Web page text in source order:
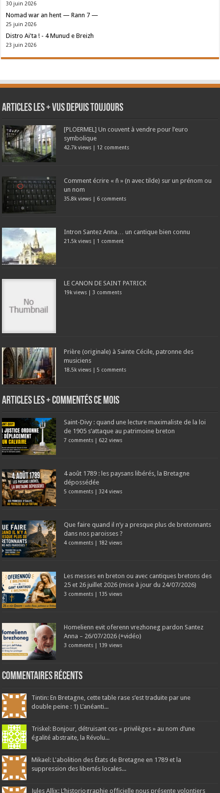
30 juin 2026
Nomad war an hent — Rann 7 —
25 juin 2026
Distro Ai'ta ! - 4 Munud e Breizh
23 juin 2026
Articles les + vus depuis toujours
[PLOERMEL] Un couvent à vendre pour l’euro
symbolique
42.7k views | 12 comments
Comment écrire « ñ » (n avec tilde) sur un prénom ou
un nom
35.8k views | 6 comments
Intron Santez Anna… un cantique bien connu
21.5k views | 1 comment
LE CANON DE SAINT PATRICK
19k views | 3 comments
Prière (originale) à Sainte Cécile, patronne des
musiciens
18.5k views |5 comments
Articles les + commentés ce mois
Saint-Divy : quand une lecture maximaliste de la loi
de 1905 s’attaque au patrimoine breton
7 comments | 622 views
4 août 1789 : les paysans libérés, la Bretagne
dépossédée
5 comments | 324 views
Que faire quand il n’y a presque plus de bretonnants
dans nos paroisses ?
4 comments | 182 views
Les messes en breton ou avec cantiques bretons des
25 et 26 juillet 2026 (mise à jour du 24/07/2026)
3 comments | 135 views
Homelienn evit oferenn vrezhoneg pardon Santez
Anna – 26/07/2026 (+vidéo)
3 comments | 139 views
Commentaires récents
Tintin: En Bretagne, cette table rase s’est traduite par une
double peine : 1) L’anéanti...
Triskel: Bonjour, détruisant ces « privilèges » au nom d’une
égalité abstraite, la Révolu...
Mikael: L'abolition des États de Bretagne en 1789 et la
suppression des libertés locales...
Jules Allix: L’historiographie officielle nous présente volontiers